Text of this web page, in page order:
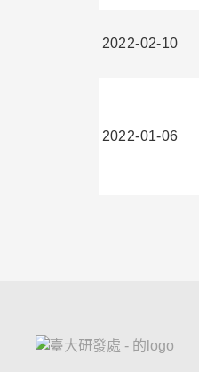
2022-02-10
2022-01-06